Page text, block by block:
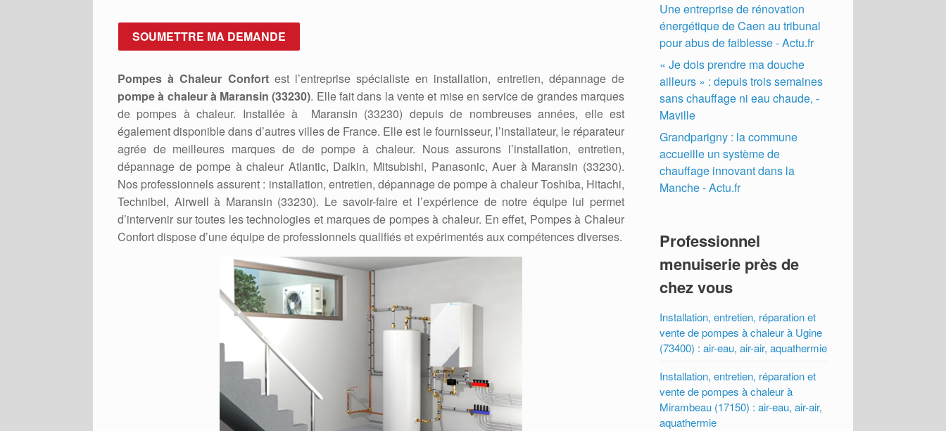
Pompes à Chaleur Confortest l’entreprise spécialiste en installation, entretien, dépannage de
pompe à chaleur à Maransin (33230). Elle fait dans la vente et mise en service de grandes marques
de pompes à chaleur. Installée à Maransin (33230) depuis de nombreuses années, elle est
également disponible dans d’autres villes de France. Elle est le fournisseur, l’installateur, le réparateur
agrée de meilleures marques de de pompe à chaleur. Nous assurons l’installation, entretien,
dépannage de pompe à chaleur Atlantic, Daikin, Mitsubishi, Panasonic, Auer à Maransin (33230).
Nos professionnels assurent : installation, entretien, dépannage de pompe à chaleur Toshiba, Hitachi,
Technibel, Airwell à Maransin (33230). Le savoir-faire et l’expérience de notre équipe lui permet
d’intervenir sur toutes les technologies et marques de pompes à chaleur. En effet, Pompes à Chaleur
Confort dispose d’une équipe de professionnels qualifiés et expérimentés aux compétences diverses.
Une entreprise de rénovation
énergétique de Caen au tribunal
pour abus de faiblesse - Actu.fr
« Je dois prendre ma douche
ailleurs » : depuis trois semaines
sans chauffage ni eau chaude, -
Maville
Grandparigny : la commune
accueille un système de
chauffage innovant dans la
Manche - Actu.fr
Professionnel
menuiserie près de
chez vous
Installation, entretien, réparation et
vente de pompes à chaleur à Ugine
(73400) : air-eau, air-air, aquathermie
Installation, entretien, réparation et
vente de pompes à chaleur à
Mirambeau (17150) : air-eau, air-air,
aquathermie